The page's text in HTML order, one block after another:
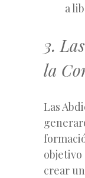
a
3.
la
Las
objetivo
crear